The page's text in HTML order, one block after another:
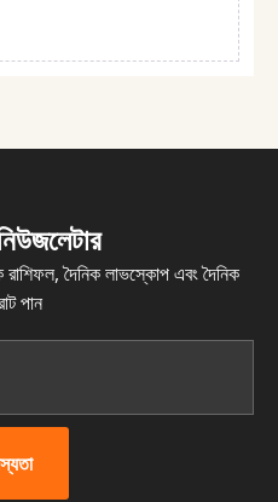
রাশিফল, দৈনিক লাভস্কোপ এবং দৈনিক
পান